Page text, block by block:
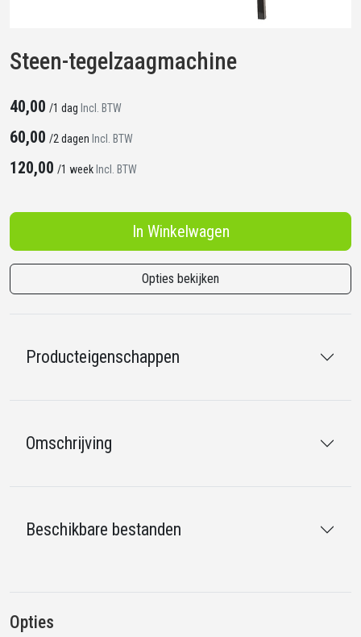
Steen-tegelzaagmachine
40,00 /1 dag Incl. BTW
60,00 /2 dagen Incl. BTW
120,00 /1 week Incl. BTW
In Winkelwagen
Opties bekijken
Producteigenschappen
Omschrijving
Beschikbare bestanden
Opties